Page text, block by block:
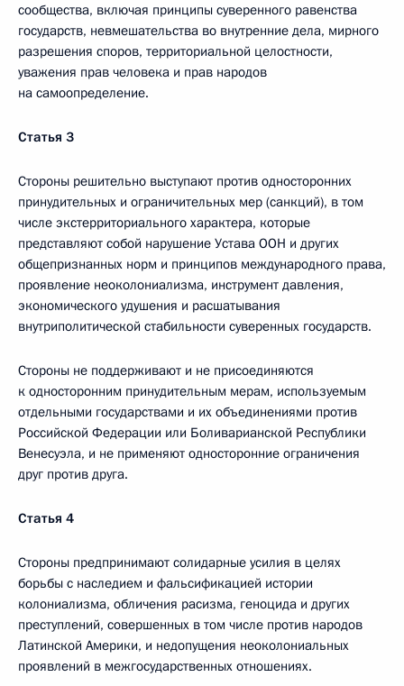
сообщества, включая принципы суверенного равенства
государств, невмешательства во внутренние дела, мирного
разрешения споров, территориальной целостности,
уважения прав человека и прав народов
на самоопределение.
Статья 3
Стороны решительно выступают против односторонних
принудительных и ограничительных мер (санкций), в том
числе экстерриториального характера, которые
представляют собой нарушение Устава ООН и других
общепризнанных норм и принципов международного права,
проявление неоколониализма, инструмент давления,
экономического удушения и расшатывания
внутриполитической стабильности суверенных государств.
Стороны не поддерживают и не присоединяются
к односторонним принудительным мерам, используемым
отдельными государствами и их объединениями против
Российской Федерации или Боливарианской Республики
Венесуэла, и не применяют односторонние ограничения
друг против друга.
Статья 4
Стороны предпринимают солидарные усилия в целях
борьбы с наследием и фальсификацией истории
колониализма, обличения расизма, геноцида и других
преступлений, совершенных в том числе против народов
Латинской Америки, и недопущения неоколониальных
проявлений в межгосударственных отношениях.